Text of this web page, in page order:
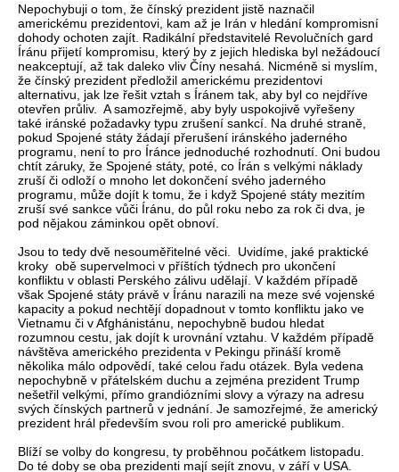
Nepochybuji o tom, že čínský prezident jistě naznačil
americkému prezidentovi, kam až je Irán v hledání kompromisní
dohody ochoten zajít. Radikální představitelé Revolučních gard
Íránu přijetí kompromisu, který by z jejich hlediska byl nežádoucí
neakceptují, až tak daleko vliv Číny nesahá. Nicméně si myslím,
že čínský prezident předložil americkému prezidentovi
alternativu, jak lze řešit vztah s Íránem tak, aby byl co nejdříve
otevřen průliv. A samozřejmě, aby byly uspokojivě vyřešeny
také iránské požadavky typu zrušení sankcí. Na druhé straně,
pokud Spojené státy žádají přerušení iránského jaderného
programu, není to pro Íránce jednoduché rozhodnutí. Oni budou
chtít záruky, že Spojené státy, poté, co Írán s velkými náklady
zruší či odloží o mnoho let dokončení svého jaderného
programu, může dojít k tomu, že i když Spojené státy mezitím
zruší své sankce vůči Íránu, do půl roku nebo za rok či dva, je
pod nějakou záminkou opět obnoví.
Jsou to tedy dvě nesouměřitelné věci. Uvidíme, jaké praktické
kroky obě supervelmoci v příštích týdnech pro ukončení
konfliktu v oblasti Perského zálivu udělají. V každém případě
však Spojené státy právě v Íránu narazili na meze své vojenské
kapacity a pokud nechtějí dopadnout v tomto konfliktu jako ve
Vietnamu či v Afghánistánu, nepochybně budou hledat
rozumnou cestu, jak dojít k urovnání vztahu. V každém případě
návštěva amerického prezidenta v Pekingu přináší kromě
několika málo odpovědí, také celou řadu otázek. Byla vedena
nepochybně v přátelském duchu a zejména prezident Trump
nešetřil velkými, přímo grandiózními slovy a výrazy na adresu
svých čínských partnerů v jednání. Je samozřejmé, že americký
prezident hrál především svou roli pro americké publikum.
Blíží se volby do kongresu, ty proběhnou počátkem listopadu.
Do té doby se oba prezidenti mají sejít znovu, v září v USA.